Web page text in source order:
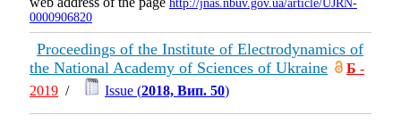
http://jnas.nbuv.gov.ua/article/UJRN-
0000906820
Proceedings of the Institute of Electrodynamics of
the National Academy of Sciences of Ukraine
Б -
2019 / Issue (2018, Вип. 50)